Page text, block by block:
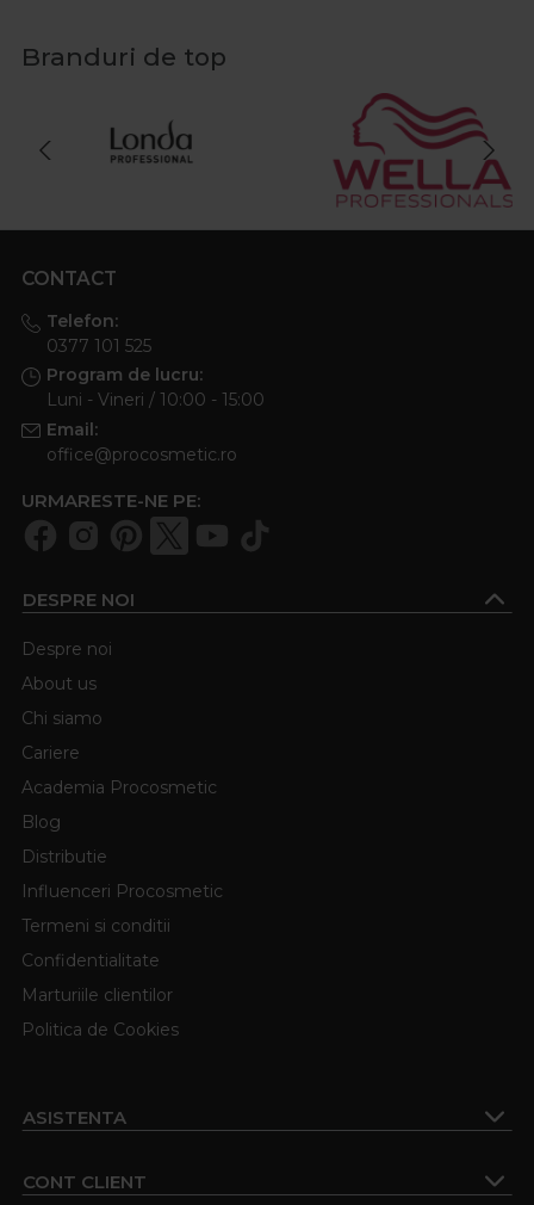
Branduri de top
CONTACT
Telefon:
0377 101 525
Program de lucru:
Luni - Vineri / 10:00 - 15:00
Email:
office@procosmetic.ro
URMARESTE-NE PE:
DESPRE NOI
Despre noi
About us
Chi siamo
Cariere
Academia Procosmetic
Blog
Distributie
Influenceri Procosmetic
Termeni si conditii
Confidentialitate
Marturiile clientilor
Politica de Cookies
ASISTENTA
CONT CLIENT